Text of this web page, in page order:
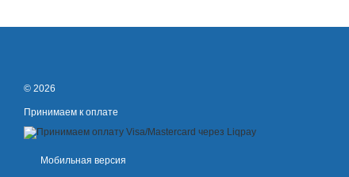
© 2026
Принимаем к оплате
Мобильная версия